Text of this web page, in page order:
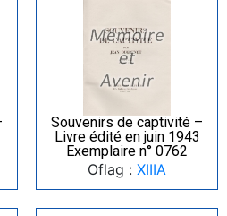
Souvenirs de captivité –
Livre édité en juin 1943
Exemplaire n° 0762
Oflag : XIIIA